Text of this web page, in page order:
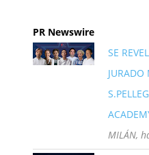
PR Newswire
SE
MILÁN,